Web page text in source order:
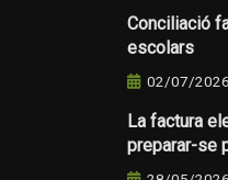
Conciliació
escolars
02/07/2026
La factura
preparar-se